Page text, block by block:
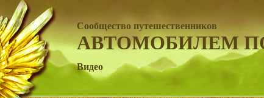
Сообщество путешественников
АВТОМОБИЛЕМ
Видео